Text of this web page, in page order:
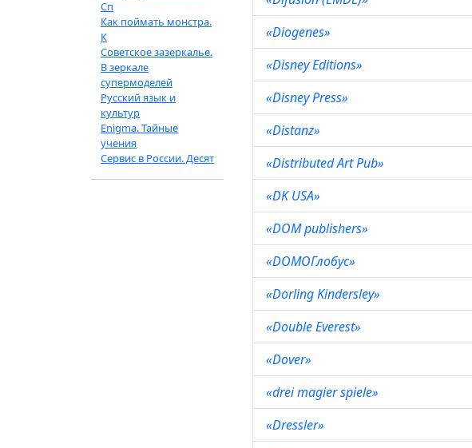
Сп
Как поймать монстра.
К
Советское зазеркалье.
В зеркале
супермоделей
Русский язык и
культур
Enigma. Тайные
учения
Сервис в России. Десят
«Diogenes»
«Disney Editions»
«Disney Press»
«Distanz»
«Distributed Art Pub»
«DK USA»
«DOM publishers»
«DOMOГлобус»
«Dorling Kindersley»
«Double Everest»
«Dover»
«drei magier spiele»
«Dressler»